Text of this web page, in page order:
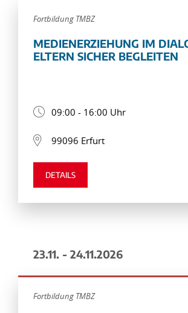
Fortbildung TMBZ
MEDIENERZIEHUNG IM
ELTERN SICHER BEGLEITEN
09:00 - 16:00 Uhr
99096 Erfurt
DETAILS
23.11. - 24.11.2026
Fortbildung TMBZ